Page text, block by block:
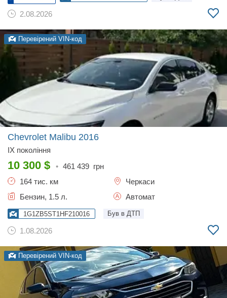
2.08.2026
Перевірений VIN-код
Chevrolet Malibu 2016
IX покоління
10 300 $ • 461 439 грн
164 тис. км
Черкаси
Бензин, 1.5 л.
Автомат
1G1ZB5ST1HF210016 Був в ДТП
1.08.2026
Перевірений VIN-код